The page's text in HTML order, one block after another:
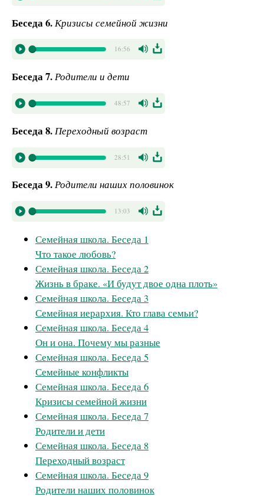
Беседа 6. Кризисы семейной жизни
16:56
Беседа 7.Родители и дети
48:57
Беседа 8.Переходный возраст
28:51
Беседа 9.Родители наших половинок
13:03
Семейная школа. Беседа 1
Что такое любовь?
Семейная школа. Беседа 2
Жизнь в браке. «И будут двое одна плоть»
Семейная школа. Беседа 3
Семейная иерархия. Кто глава семьи?
Семейная школа. Беседа 4
Он и она. Почему мы разные
Семейная школа. Беседа 5
Семейные конфликты
Семейная школа. Беседа 6
Кризисы семейной жизни
Семейная школа. Беседа 7
Родители и дети
Семейная школа. Беседа 8
Переходный возраст
Семейная школа. Беседа 9
Родители наших половинок